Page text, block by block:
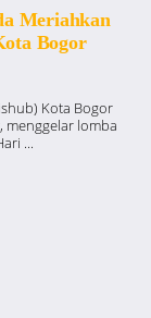
Meriahkan
Bogor
Kota Bogor
menggelar lomba
...